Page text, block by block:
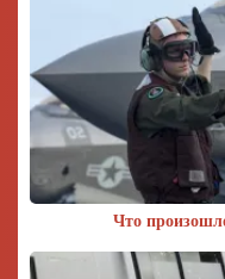
Что